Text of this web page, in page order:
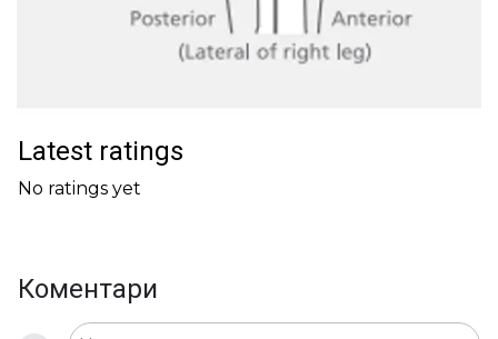
Latest ratings
No ratings yet
Коментари